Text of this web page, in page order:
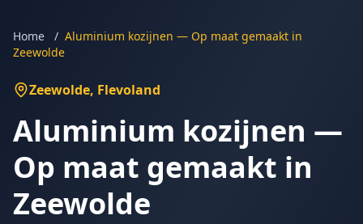
Home / Aluminium kozijnen — Op maat gemaakt in
Zeewolde
Zeewolde, Flevoland
Aluminium kozijnen —
Op maat gemaakt in
Zeewolde